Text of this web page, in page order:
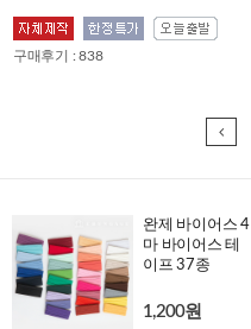
구매후기 : 838
완제 바이어스 4
마 바이어스 테
이프 37종
1,200원